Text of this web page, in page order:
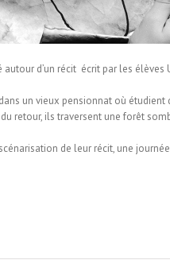
d’un récit écrit par les élèves
un vieux pensionnat où
retour, ils traversent une forêt
de leur récit, une